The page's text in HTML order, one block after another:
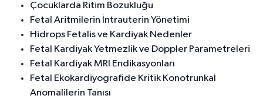
Çocuklarda Ritim Bozukluğu
Fetal Aritmilerin İntrauterin Yönetimi
Hidrops Fetalis ve Kardiyak Nedenler
Fetal Kardiyak Yetmezlik ve Doppler Parametreleri
Fetal Kardiyak MRI Endikasyonları
Fetal Ekokardiyografide Kritik Konotrunkal
Anomalilerin Tanısı